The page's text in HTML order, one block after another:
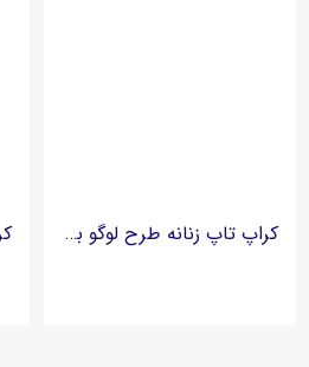
کراپ تاپ زنانه طرح لوگو برند لولایتز lowlights